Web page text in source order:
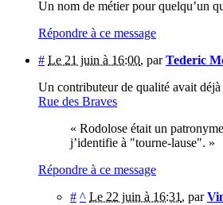
Un nom de métier pour quelqu’un
Répondre à ce message
# Le 21 juin à 16:00, parTederic
Un contributeur de qualité avait
Rue des Braves
« Rodolose était un
j’identifie à "tourne-lause". »
Répondre à ce message
# ^ Le 22 juin à 16:31 , par